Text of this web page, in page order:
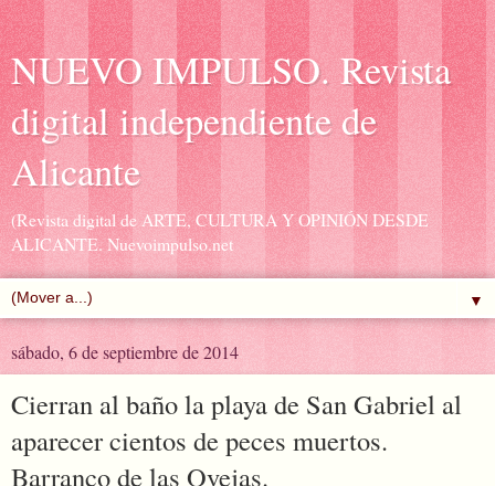
NUEVO IMPULSO. Revista
digital independiente de
Alicante
(Revista digital de ARTE, CULTURA Y OPINIÓN DESDE
ALICANTE. Nuevoimpulso.net
▼
sábado, 6 de septiembre de 2014
Cierran al baño la playa de San Gabriel al
aparecer cientos de peces muertos.
Barranco de las Ovejas.